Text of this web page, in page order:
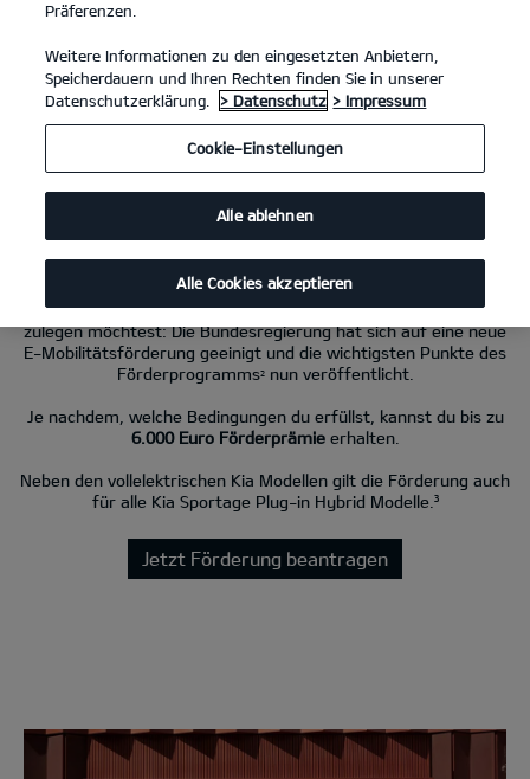
Kia EV4 81.4-kWh-Batterie, FWD GT-Line(Strom/Reduktionsgetriebe);
150 kW (204 PS): Stromverbrauch kombiniert 15,8 kWh/100 km; CO₂-
Emissionen kombiniert 0 g/km; CO₂-Klasse A. Bis zu 584 km Reichweite.
Neue Förderung für Kia EV-Modelle ab 2026.
Eine tolle Nachricht, wenn du dir einen vollelektrischen Kia
zulegen möchtest: Die Bundesregierung hat sich auf eine neue
E-Mobilitätsförderung geeinigt und die wichtigsten Punkte des
Förderprogramms2nun veröffentlicht.
Je nachdem, welche Bedingungen du erfüllst, kannst du bis zu
6.000 Euro Förderprämieerhalten.
Neben den vollelektrischen Kia Modellen gilt die Förderung auch
für alle Kia Sportage Plug-in Hybrid Modelle.³
Jetzt Förderung beantragen
Modell
Präferenzen.
Weitere Informationen zu den eingesetzten Anbietern,
Speicherdauern und Ihren Rechten finden Sie in unserer
Datenschutzerklärung.
> Datenschutz > Impressum
Cookie-Einstellungen
Alle ablehnen
Alle Cookies akzeptieren